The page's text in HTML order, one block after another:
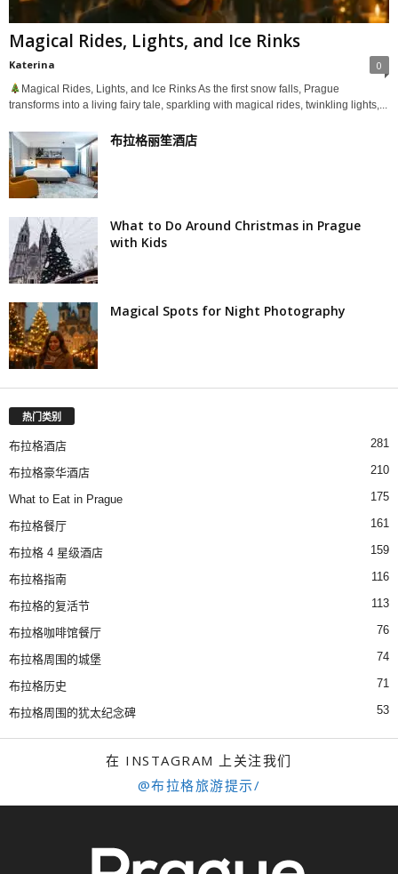
Magical Rides, Lights, and Ice Rinks
Katerina 0
Magical Rides, Lights, and Ice Rinks As the first snow falls, Prague
transforms into a living fairy tale, sparkling with magical rides, twinkling lights,...
布拉格丽笙酒店
What to Do Around Christmas in Prague
with Kids
Magical Spots for Night Photography
热门类别
布拉格酒店 281
布拉格豪华酒店 210
What to Eat in Prague 175
布拉格餐厅 161
布拉格 4 星级酒店 159
布拉格指南 116
布拉格的复活节 113
布拉格咖啡馆餐厅 76
布拉格周围的城堡 74
布拉格历史 71
布拉格周围的犹太纪念碑 53
在 INSTAGRAM 上关注我们
@布拉格旅游提示/